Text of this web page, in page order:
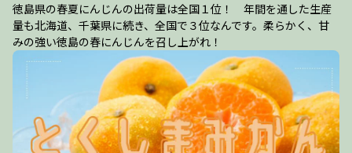
徳島県の春夏にんじんの出荷量は全国１位！ 年間を通した生産
量も北海道、千葉県に続き、全国で３位なんです。柔らかく、甘
みの強い徳島の春にんじんを召し上がれ！